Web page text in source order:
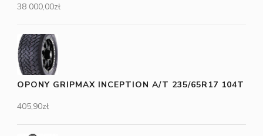
38 000,00zł
OPONY GRIPMAX INCEPTION A/T 235/65R17 104T
405,90zł